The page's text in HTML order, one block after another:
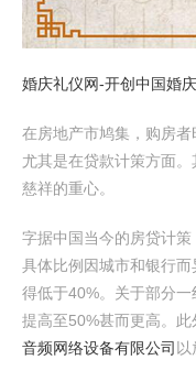
婚庆礼仪网-开创中国婚
在房地产市鸠集，购房者
尤其是在贷款计策方面
慈祥的重心。
字据中国当今的房贷计策
具体比例因城市和银行
得低于40%。关于部分
提高至50%甚而更高。此
音频网络设备有限公司